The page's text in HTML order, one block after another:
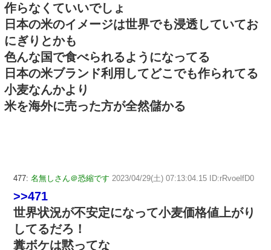
作らなくていいでしょ
日本の米のイメージは世界でも浸透していてお
にぎりとかも
色んな国で食べられるようになってる
日本の米ブランド利用してどこでも作られてる
小麦なんかより
米を海外に売った方が全然儲かる
477: 名無しさん＠恐縮です 2023/04/29(土) 07:13:04.15 ID:rRvoelfD0
>>471
世界状況が不安定になって小麦価格値上がり
してるだろ！
糞ボケは黙ってな